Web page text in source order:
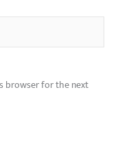
browser for the next